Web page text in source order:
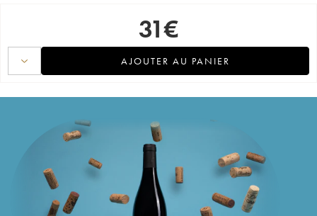
31€
AJOUTER AU PANIER